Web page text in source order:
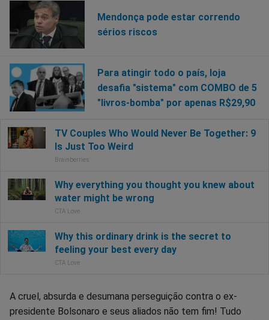
Mendonça pode estar correndo
sérios riscos
Para atingir todo o país, loja
desafia "sistema" com COMBO de 5
"livros-bomba" por apenas R$29,90
A cruel, absurda e desumana perseguição contra o ex-
presidente Bolsonaro e seus aliados não tem fim! Tudo